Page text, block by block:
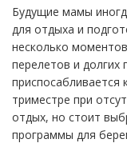
Будущие мамы
для отдыха и
несколько
перелетов и долгих
триместре при
отдых, но стоит
программы для